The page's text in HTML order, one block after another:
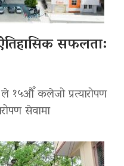
सफलता:
१५औँ कलेजो प्रत्यारोपण
सेवामा